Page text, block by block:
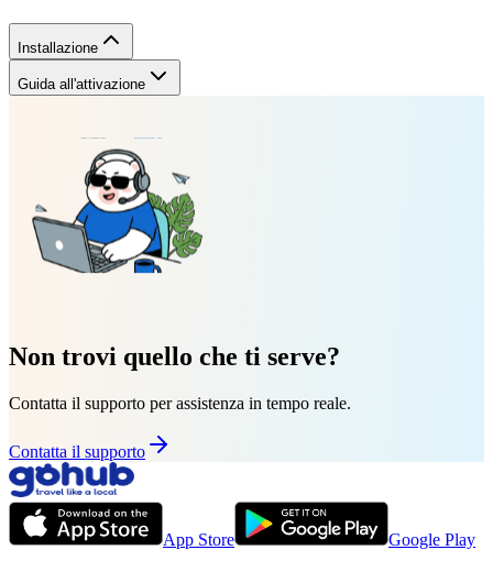
Installazione
Guida all'attivazione
Non trovi quello che ti serve?
Contatta il supporto per assistenza in tempo reale.
Contatta il supporto
App Store Google Play